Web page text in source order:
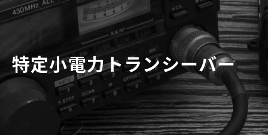
特定小電力トランシーバー